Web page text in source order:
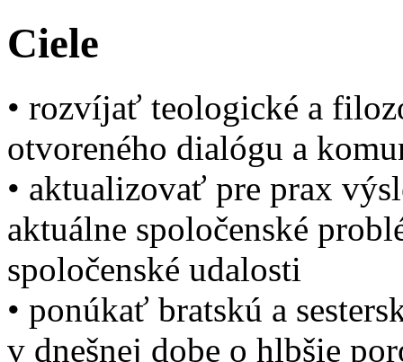
Ciele
• rozvíjať teologické a
otvoreného dialógu a
• aktualizovať pre prax
aktuálne spoločenské
spoločenské udalosti
• ponúkať bratskú a
v dnešnej dobe o hlbšie